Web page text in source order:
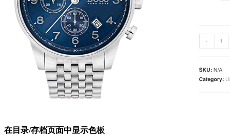
在目录/存档页面中显示色板